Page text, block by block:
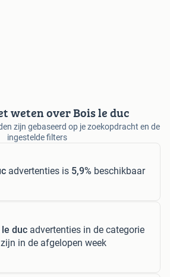
weten over Bois le duc
zijn gebaseerd op je zoekopdracht en de
ingestelde filters
advertenties is 5,9% beschikbaar
le duc advertenties in de categorie
zijn in de afgelopen week